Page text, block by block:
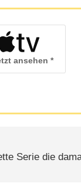
ansehen
Serie die